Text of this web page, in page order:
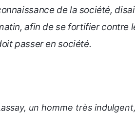
de la société,
afin de se fortifier contre
passer en société.
un homme très